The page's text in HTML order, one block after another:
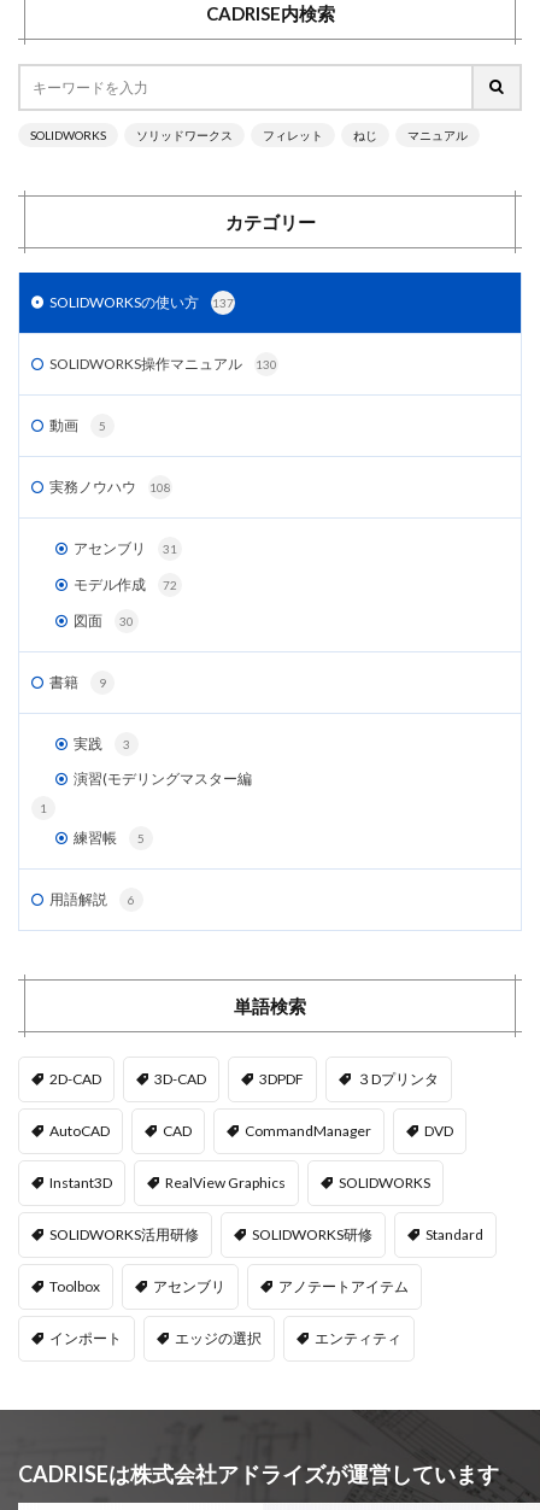
CADRISE内検索
SOLIDWORKS ソリッドワークス フィレット ねじ マニュアル
カテゴリー
SOLIDWORKSの使い方 137
SOLIDWORKS操作マニュアル 130
動画 5
実務ノウハウ 108
アセンブリ 31
モデル作成 72
図面 30
書籍 9
実践 3
演習(モデリングマスター編
1
練習帳 5
用語解説 6
単語検索
2D-CAD 3D-CAD 3DPDF ３Dプリンタ
AutoCAD CAD CommandManager DVD
Instant3D RealView Graphics SOLIDWORKS
SOLIDWORKS活用研修 SOLIDWORKS研修 Standard
Toolbox アセンブリ アノテートアイテム
インポート エッジの選択 エンティティ
CADRISEは株式会社アドライズが運営しています